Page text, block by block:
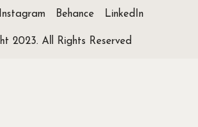
Instagram Behance LinkedIn
2023. All Rights Reserved